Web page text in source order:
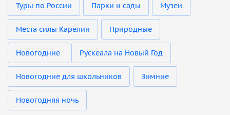
Туры по России Парки и сады Музеи
Места силы Карелии Природные
Новогодние Рускеала на Новый Год
Новогодние для школьников Зимние
Новогодняя ночь